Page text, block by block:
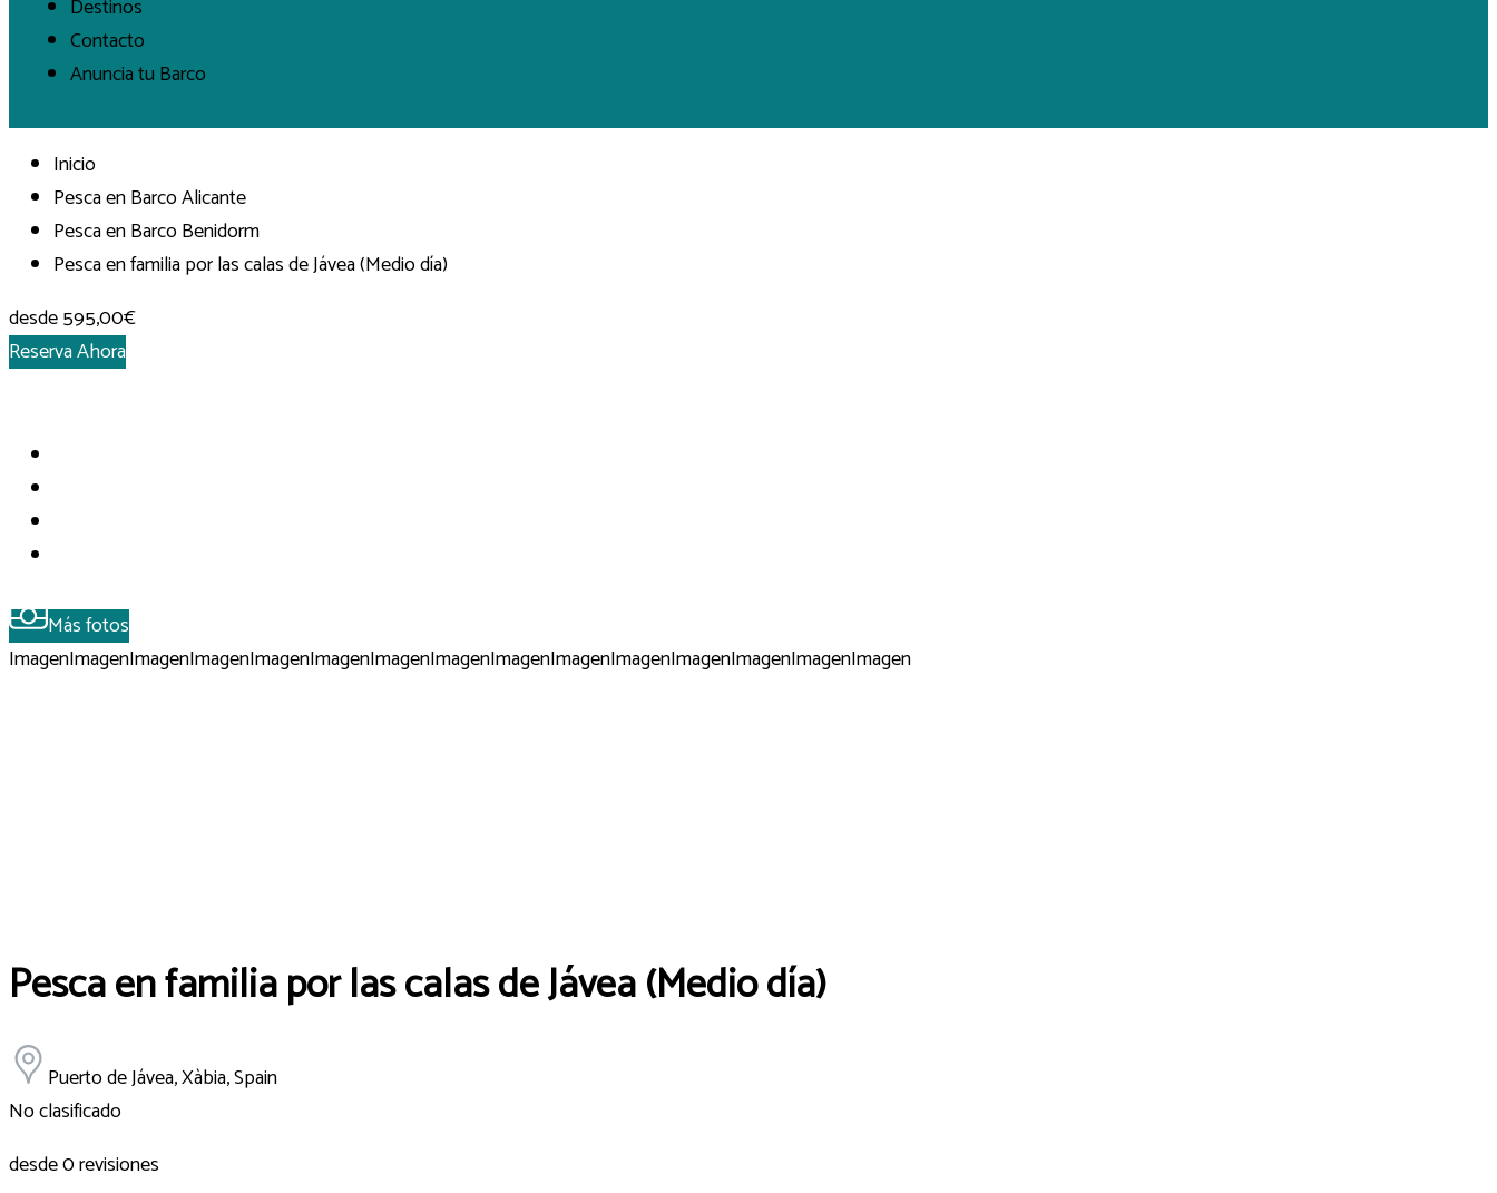
Destinos
Contacto
Anuncia tu Barco
Inicio
Pesca en Barco Alicante
Pesca en Barco Benidorm
Pesca en familia por las calas de Jávea (Medio día)
desde595,00€
Reserva Ahora
Más fotos
ImagenImagenImagenImagenImagenImagenImagenImagenImagenImagenImagenImagenImagenImagenImagen
Pesca en familia por las calas de Jávea (Medio día)
Puerto de Jávea, Xàbia, Spain
No clasificado
desde 0 revisiones